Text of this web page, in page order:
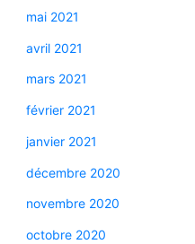
mai 2021
avril 2021
mars 2021
février 2021
janvier 2021
décembre 2020
novembre 2020
octobre 2020